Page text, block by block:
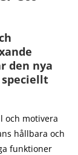
den nya
speciellt
och motivera
hållbara och
funktioner